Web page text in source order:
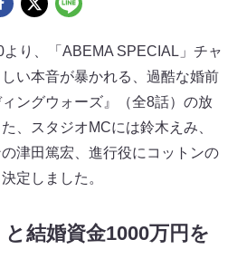
り、「ABEMA SPECIAL」チャ
い本音が暴かれる、過酷な婚前
ングウォーズ』（全8話）の放
、スタジオMCには鈴木えみ、
津田篤宏、進行役にコットンの
定しました。
結婚資金1000万円を